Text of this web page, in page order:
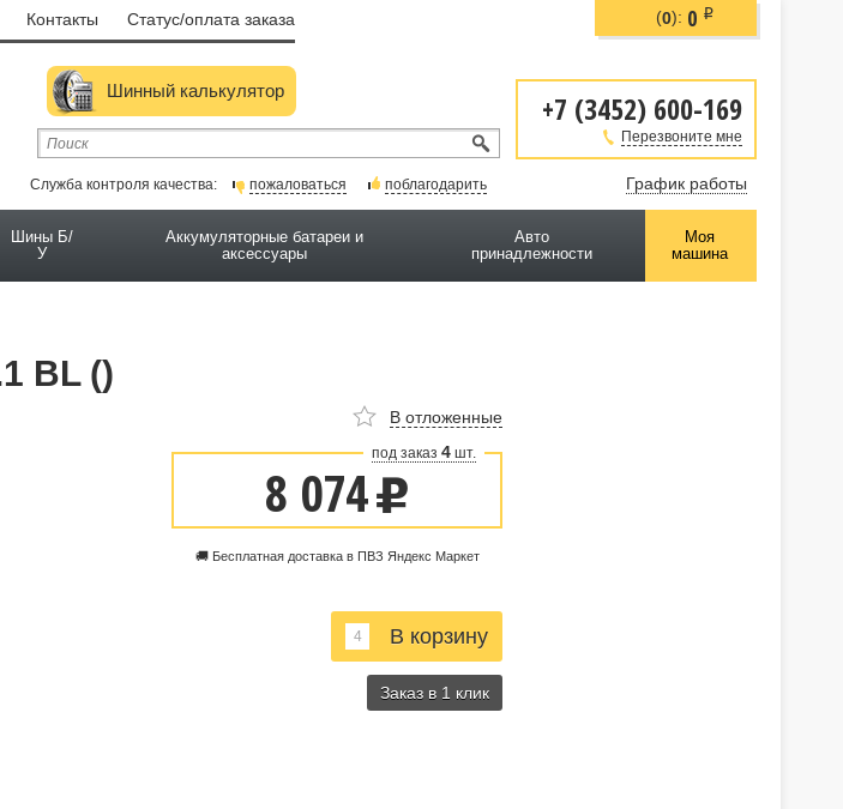
Контакты Статус/оплата заказа
+7 (3452) 600-169
Перезвоните мне
Шинный калькулятор
Служба контроля качества: пожаловаться поблагодарить График работы
Шины Б/
У
Аккумуляторные батареи и
аксессуары
Авто
принадлежности
Моя
машина
BL ()
В отложенные
под заказ 4 шт.
8 074u
🚚 Бесплатная доставка в ПВЗ Яндекс Маркет
Заказ в 1 клик
(0): 0 i